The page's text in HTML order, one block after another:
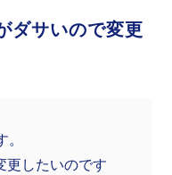
ダサいので変更
更したいのです